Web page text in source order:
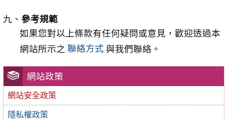
網站政策
網站安全政策
隱私權政策
九、 參考規範
如果您對以上條款有任何疑問或意見，歡迎透過本
網站所示之 聯絡方式 與我們聯絡。